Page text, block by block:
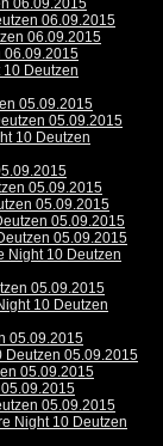
06.09.2015
06.09.2015
06.09.2015
06.09.2015
Deutzen
05.09.2015
05.09.2015
10 Deutzen
05.09.2015
05.09.2015
05.09.2015
05.09.2015
Night 10 Deutzen
05.09.2015
10 Deutzen
05.09.2015
Deutzen 05.09.2015
05.09.2015
05.09.2015
Night 10 Deutzen